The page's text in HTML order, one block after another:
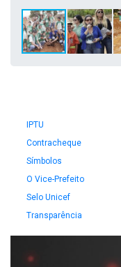
IPTU
Contracheque
Símbolos
O Vice-Prefeito
Selo Unicef
Transparência